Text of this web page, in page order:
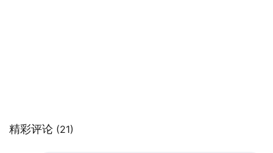
精彩评论 (21)